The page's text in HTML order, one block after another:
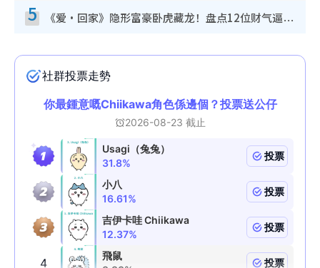
5 《爱·回家》隐形富豪卧虎藏龙！盘点12位财气逼人的有钱艺人：这位美女3亿身家不愁做